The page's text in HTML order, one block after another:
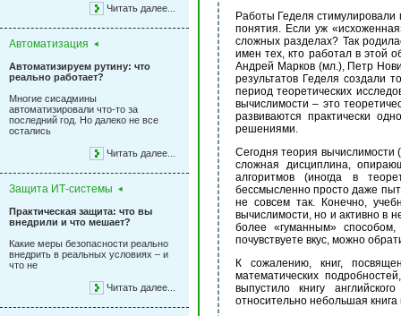
Читать далее...
Автоматизация
Автоматизируем рутину: что
реально работает?
Многие сисадмины
автоматизировали что-то за
последний год. Но далеко не все
остались
Читать далее...
Защита ИТ-системы
Практическая защита: что вы
внедрили и что мешает?
Какие меры безопасности реально
внедрить в реальных условиях – и
что не
Читать далее...
Работы Геделя
понятия. Если уж
сложных разделах? Так
имен тех, кто работал в этой
Андрей Марков (мл.), Петр
результатов Геделя создали
период теоретических
вычислимости – это
развиваются практически
решениями.
Сегодня теория вычислимости
сложная дисциплина,
алгоритмов (иногда в
бессмысленно просто даже
не совсем так. Конечно,
вычислимости, но и активно в
более «гуманным»
почувствуете вкус, можно
К сожалению, книг,
математических
выпустило книгу
относительно небольшая